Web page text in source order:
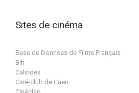
Sites de cinéma
Base de Données de Films Français
Bifi
Calindex
Ciné-club de Caen